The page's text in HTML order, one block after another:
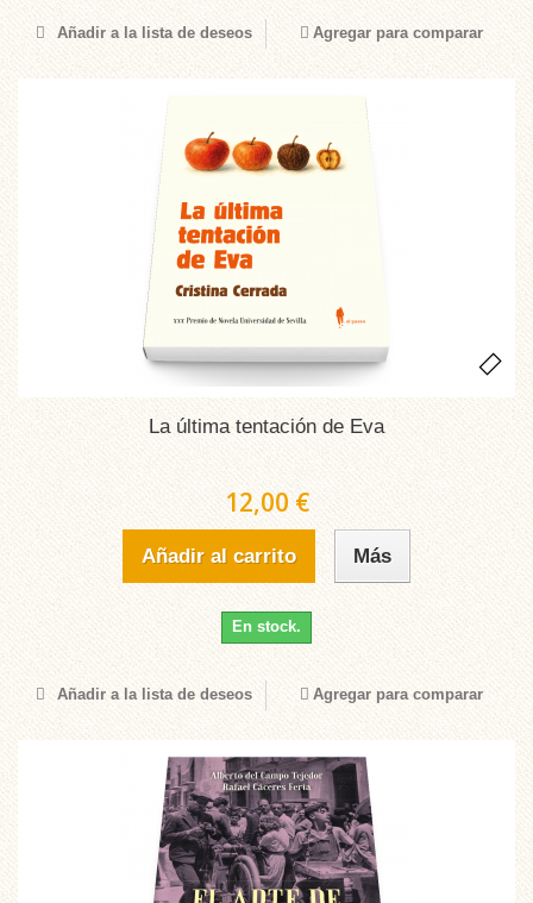
Añadir a la lista de deseos Agregar para comparar
La última tentación de Eva
12,00 €
Añadir al carrito Más
En stock.
Añadir a la lista de deseos Agregar para comparar